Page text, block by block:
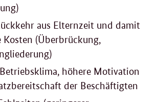
aus Elternzeit und damit
Kosten (Überbrückung,
Betriebsklima, höhere Motivation
der Beschäftigten